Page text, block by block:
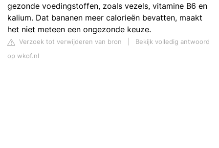
gezonde voedingstoffen, zoals vezels, vitamine B6 en
kalium. Dat bananen meer calorieën bevatten, maakt
het niet meteen een ongezonde keuze.
Verzoek tot verwijderen van bron
Bekijk volledig antwoord
op wkof.nl